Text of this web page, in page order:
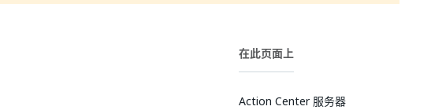
在此页面上
Action Center 服务器